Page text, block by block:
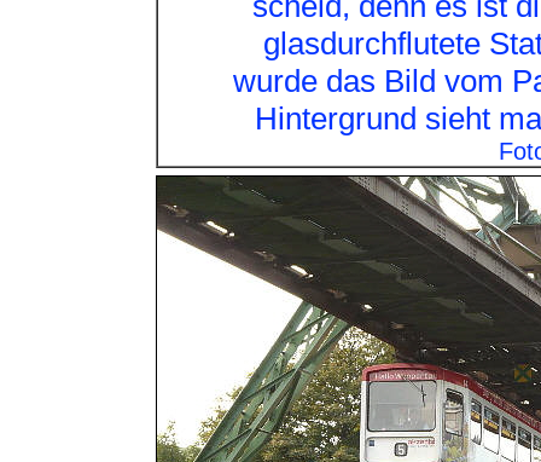
glasdurchflutete
wurde das Bild vom
Hintergrund sieht